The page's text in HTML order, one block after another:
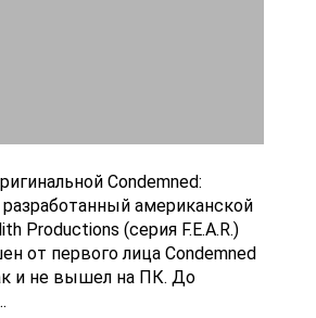
Condemned:
разработанный американской
Productions (серия F.E.A.R.)
от первого лица Condemned
и не вышел на ПК. До